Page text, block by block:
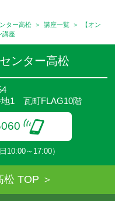
や講座開講を中止または延
会時にご説明をさせていた
ター高松 講座一覧
【オン
講座
ンター高松
地1 瓦町FLAG10階
10:00～17:00）
松 TOP